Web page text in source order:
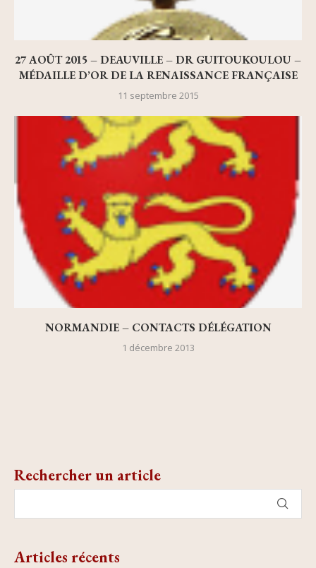
27 AOÛT 2015 – DEAUVILLE – DR GUITOUKOULOU –
MÉDAILLE D’OR DE LA RENAISSANCE FRANÇAISE
11 septembre 2015
NORMANDIE – CONTACTS DÉLÉGATION
1 décembre 2013
Rechercher un article
Articles récents